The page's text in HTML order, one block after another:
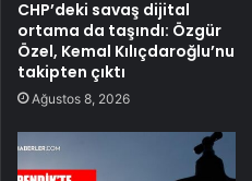
CHP’deki savaş dijital
ortama da taşındı: Özgür
Özel, Kemal Kılıçdaroğlu’nu
takipten çıktı
Ağustos 8, 2026